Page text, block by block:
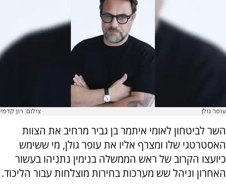
עופר גולן צילום: רון קדמי
השר לביטחון לאומי איתמר בן גביר מרחיב את הצוות
האסטרטגי שלו ומצרף אליו את עופר גולן, מי ששימש
כיועצו הקרוב של ראש הממשלה בנימין נתניהו בעשור
האחרון וניהל שש מערכות בחירות מוצלחות עבור הליכוד.